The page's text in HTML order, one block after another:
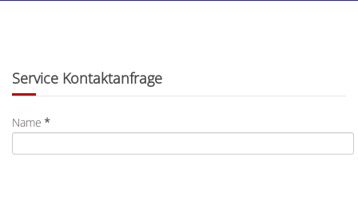
Service Kontaktanfrage
Name *